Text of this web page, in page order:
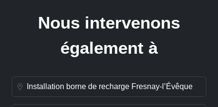
Nous intervenons
également à
Installation borne de recharge Fresnay-l’Évêque